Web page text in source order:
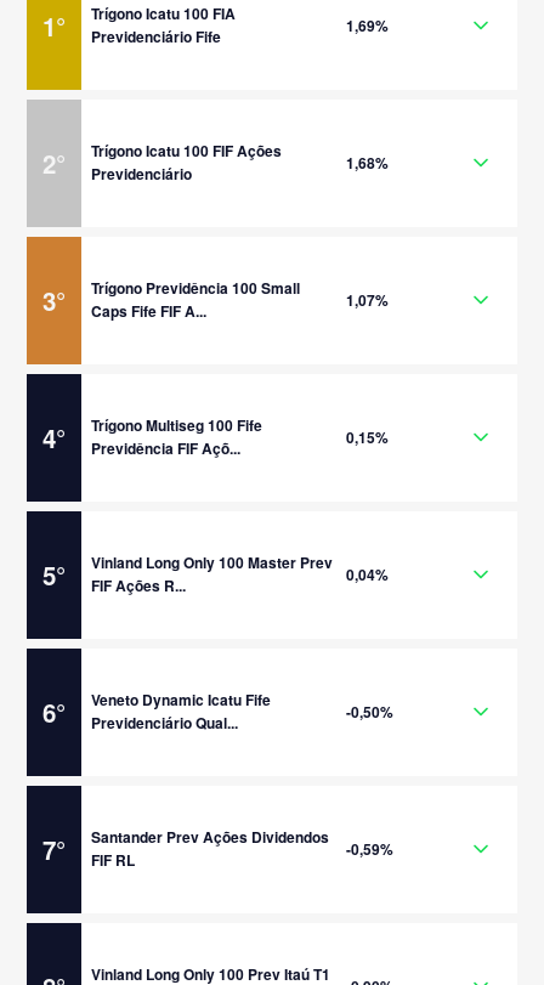
1°
Trígono Icatu 100 FIA
Previdenciário Fife
1,69%
2°
Trígono Icatu 100 FIF Ações
Previdenciário
1,68%
3°
Trígono Previdência 100 Small
Caps Fife FIF A...
1,07%
4°
Trígono Multiseg 100 Fife
Previdência FIF Açõ...
0,15%
5°
Vinland Long Only 100 Master Prev
FIF Ações R...
0,04%
6°
Veneto Dynamic Icatu Fife
Previdenciário Qual...
-0,50%
7°
Santander Prev Ações Dividendos
FIF RL
-0,59%
Vinland Long Only 100 Prev Itaú T1